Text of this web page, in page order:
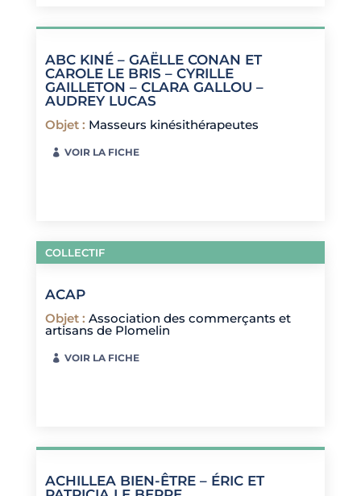
ABC KINÉ – GAËLLE CONAN ET
CAROLE LE BRIS – CYRILLE
GAILLETON – CLARA GALLOU –
AUDREY LUCAS
Objet : Masseurs kinésithérapeutes
VOIR LA FICHE
COLLECTIF
ACAP
Objet : Association des commerçants et
artisans de Plomelin
VOIR LA FICHE
ACHILLEA BIEN-ÊTRE – ÉRIC ET